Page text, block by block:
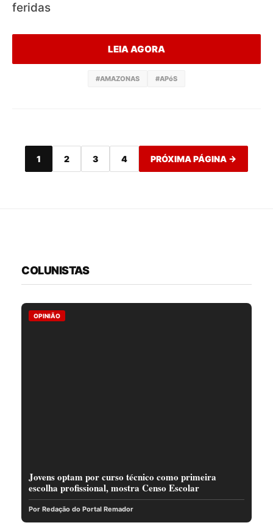
feridas
LEIA AGORA
#AMAZONAS #APóS
1 2 3 4 PRÓXIMA PÁGINA →
COLUNISTAS
OPINIÃO
Jovens optam por curso técnico como primeira
escolha profissional, mostra Censo Escolar
Por Redação do Portal Remador